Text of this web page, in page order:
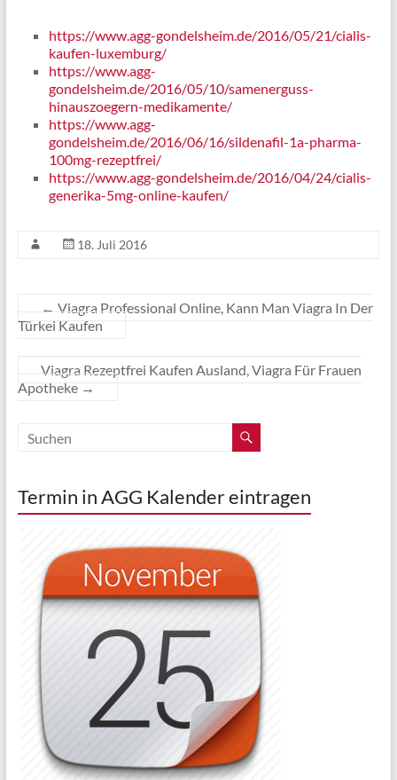
https://www.agg-gondelsheim.de/2016/05/21/cialis-
kaufen-luxemburg/
https://www.agg-
gondelsheim.de/2016/05/10/samenerguss-
hinauszoegern-medikamente/
https://www.agg-
gondelsheim.de/2016/06/16/sildenafil-1a-pharma-
100mg-rezeptfrei/
https://www.agg-gondelsheim.de/2016/04/24/cialis-
generika-5mg-online-kaufen/
18. Juli 2016
← Viagra Professional Online, Kann Man Viagra In Der
Türkei Kaufen
Viagra Rezeptfrei Kaufen Ausland, Viagra Für Frauen
Apotheke →
Termin in AGG Kalender eintragen